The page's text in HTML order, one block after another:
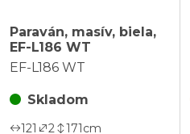
Paraván, masív, biela,
EF-L186 WT
EF-L186 WT
Skladom
121 2 171cm